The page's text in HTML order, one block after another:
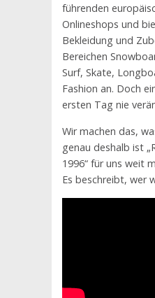
führenden
Onlineshops und
Bekleidung und
Bereichen
Surf, Skate,
Fashion an. Doch
ersten Tag nie
Wir machen das,
genau deshalb ist
1996“ für uns weit
Es beschreibt, wer